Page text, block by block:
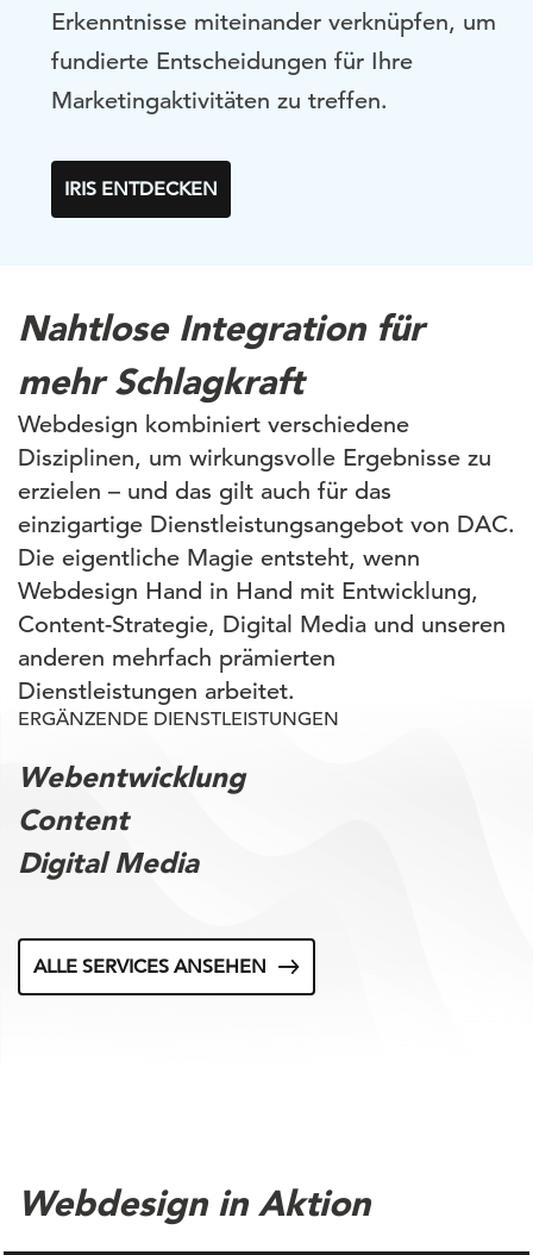
Erkenntnisse miteinander verknüpfen, um
fundierte Entscheidungen für Ihre
Marketingaktivitäten zu treffen.
IRIS ENTDECKEN
Nahtlose Integration für
mehr Schlagkraft
Webdesign kombiniert verschiedene
Disziplinen, um wirkungsvolle Ergebnisse zu
erzielen – und das gilt auch für das
einzigartige Dienstleistungsangebot von DAC.
Die eigentliche Magie entsteht, wenn
Webdesign Hand in Hand mit Entwicklung,
Content-Strategie, Digital Media und unseren
anderen mehrfach prämierten
Dienstleistungen arbeitet.
ERGÄNZENDE DIENSTLEISTUNGEN
Webentwicklung
Content
Digital Media
ALLE SERVICES ANSEHEN
Webdesign in Aktion